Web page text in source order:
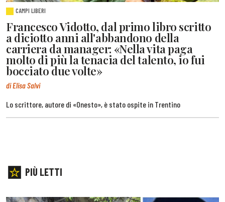
CAMPI LIBERI
Francesco Vidotto, dal primo libro scritto
a diciotto anni all'abbandono della
carriera da manager: «Nella vita paga
molto di più la tenacia del talento, io fui
bocciato due volte»
di Elisa Salvi
Lo scrittore, autore di «Onesto», è stato ospite in Trentino
PIÙ LETTI